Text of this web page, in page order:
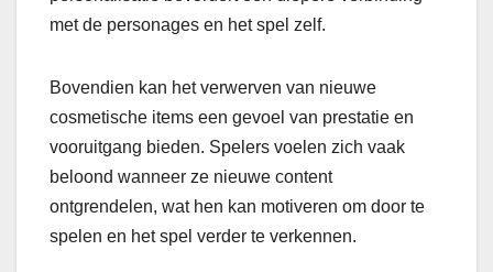
met de personages en het spel zelf.
Bovendien kan het verwerven van nieuwe
cosmetische items een gevoel van prestatie en
vooruitgang bieden. Spelers voelen zich vaak
beloond wanneer ze nieuwe content
ontgrendelen, wat hen kan motiveren om door te
spelen en het spel verder te verkennen.